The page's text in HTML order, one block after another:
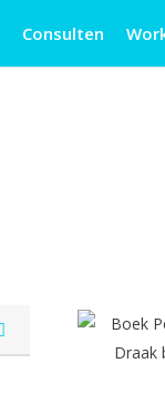
Consulten